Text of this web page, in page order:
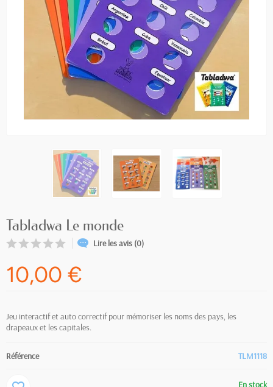
Tabladwa Le monde
Lire les avis (0)
10,00 €
Jeu interactif et auto correctif pour mémoriser les noms des pays, les
drapeaux et les capitales.
Référence TLM1118
En stock